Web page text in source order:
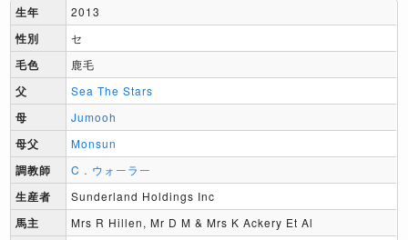
生年 2013
性別 セ
毛色 鹿毛
父 Sea The Stars
母 Jumooh
母父 Monsun
調教師 C．ウォーラー
生産者 Sunderland Holdings Inc
馬主 Mrs R Hillen, Mr D M & Mrs K Ackery Et Al